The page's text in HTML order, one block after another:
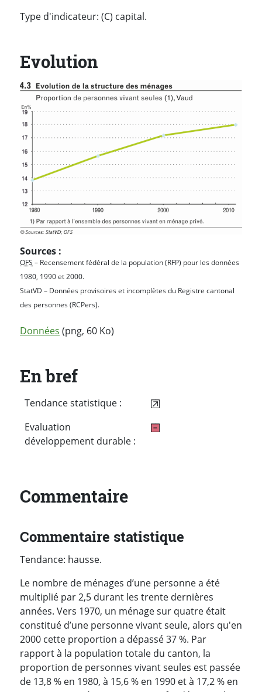
Type d'indicateur: (C) capital.
Evolution
Sources :
OFS – Recensement fédéral de la population (RFP) pour les données
1980, 1990 et 2000.
StatVD – Données provisoires et incomplètes du Registre cantonal
des personnes (RCPers).
Données (png, 60 Ko)
En bref
Tendance statistique :
Evaluation
développement durable :
Commentaire
Commentaire statistique
Tendance: hausse.
Le nombre de ménages d’une personne a été
multiplié par 2,5 durant les trente dernières
années. Vers 1970, un ménage sur quatre était
constitué d’une personne vivant seule, alors qu'en
2000 cette proportion a dépassé 37 %. Par
rapport à la population totale du canton, la
proportion de personnes vivant seules est passée
de 13,8 % en 1980, à 15,6 % en 1990 et à 17,2 % en